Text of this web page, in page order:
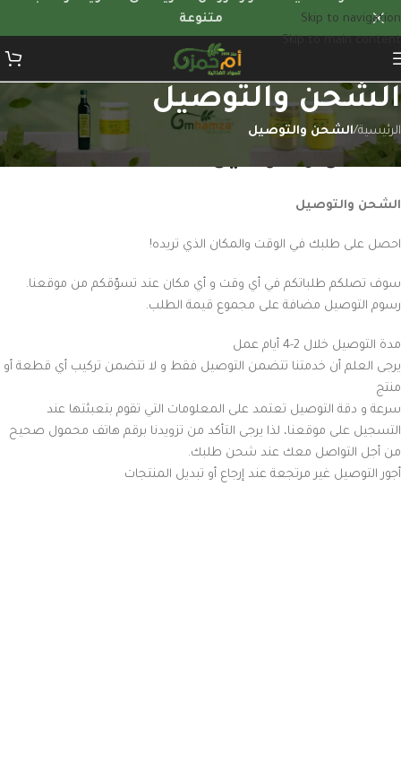
Skip to navigation
متنوعة
الشحن والتوصيل
الرئيسية/الشحن والتوصيل
الشحن والتوصيل
الشحن والتوصيل
احصل على طلبك في الوقت والمكان الذي تريده!
سوف تصلكم طلباتكم في أي وقت و أي مكان عند تسوّقكم من موقعنا.
رسوم التوصيل مضافة على مجموع قيمة الطلب.
مدة التوصيل خلال 2-4 أيام عمل
يرجى العلم أن خدمتنا تتضمن التوصيل فقط و لا تتضمن تركيب أي قطعة أو
منتج
سرعة و دقة التوصيل تعتمد على المعلومات التي تقوم بتعبئتها عند
التسجيل على موقعنا، لذا يرجى التأكد من تزويدنا برقم هاتف محمول صحيح
من أجل التواصل معك عند شحن طلبك.
أجور التوصيل غير مرتجعة عند إرجاع أو تبديل المنتجات